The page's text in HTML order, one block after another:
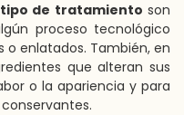
de tratamiento son
proceso tecnológico
o enlatados. También, en
que alteran sus
o la apariencia y para